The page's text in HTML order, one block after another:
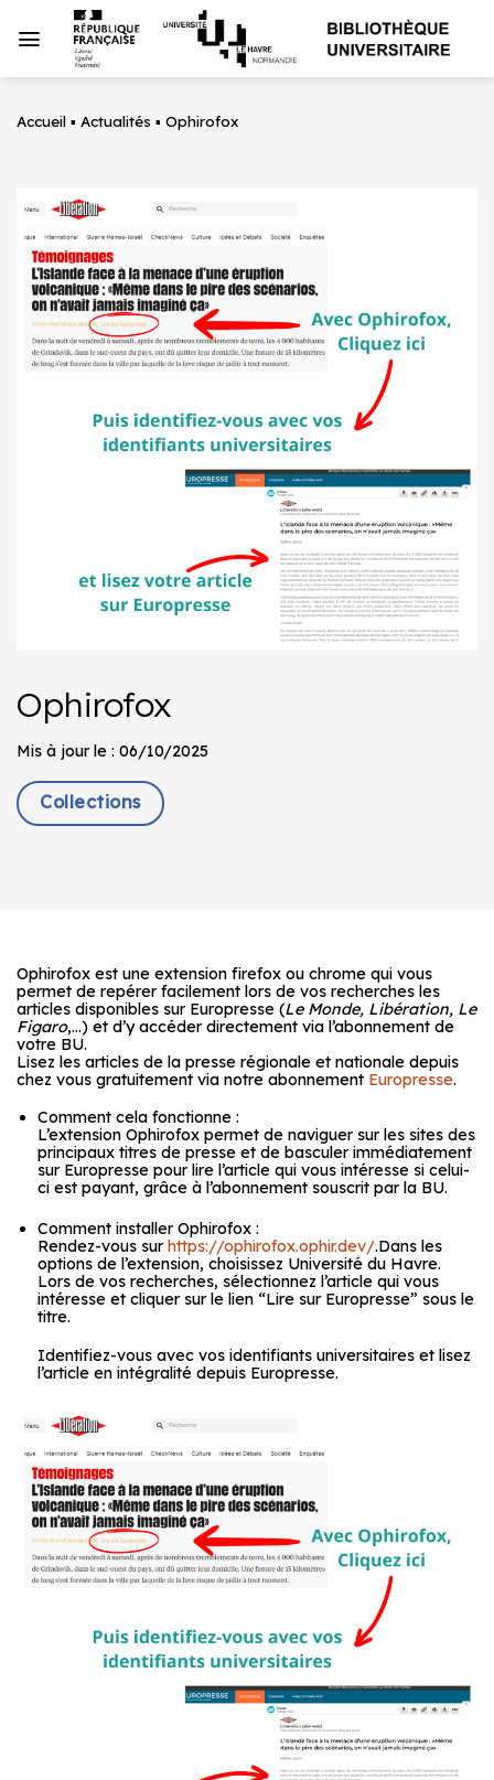
au
Accueil ▪ Actualités ▪ Ophirofox
Ophirofox
Mis à jour le : 06/10/2025
Collections
Ophirofox est une extension firefox ou chrome qui vous
permet de repérer facilement lors de vos recherches les
articles disponibles sur Europresse (Le Monde, Libération, Le
Figaro,…) et d’y accéder directement via l’abonnement de
votre BU.
Lisez les articles de la presse régionale et nationale depuis
chez vous gratuitement via notre abonnement Europresse.
Comment cela fonctionne :
L’extension Ophirofox permet de naviguer sur les sites des
principaux titres de presse et de basculer immédiatement
sur Europresse pour lire l’article qui vous intéresse si celui-
ci est payant, grâce à l’abonnement souscrit par la BU.
Comment installer Ophirofox :
Rendez-vous surhttps://ophirofox.ophir.dev/.Dans les
options de l’extension, choisissez Université du Havre.
Lors de vos recherches, sélectionnez l’article qui vous
intéresse et cliquer sur le lien “Lire sur Europresse” sous le
titre.
Identifiez-vous avec vos identifiants universitaires et lisez
l’article en intégralité depuis Europresse.